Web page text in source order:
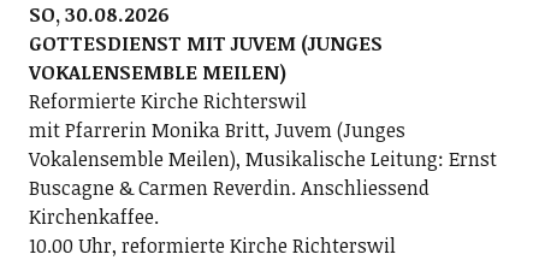
SO, 30.08.2026
GOTTESDIENST MIT JUVEM (JUNGES
VOKALENSEMBLE MEILEN)
Reformierte Kirche Richterswil
mit Pfarrerin Monika Britt, Juvem (Junges
Vokalensemble Meilen), Musikalische Leitung: Ernst
Buscagne & Carmen Reverdin. Anschliessend
Kirchenkaffee.
10.00 Uhr, reformierte Kirche Richterswil